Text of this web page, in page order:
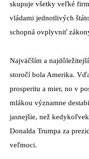
skupuje všetky veľké
vládami jednotlivých
schopná ovplyvniť
Najväčším a
storočí bola Amerika.
prosperitu a mier, no v
mlákou významne
jasnejšie, než
Donalda Trumpa za
veľmoci.